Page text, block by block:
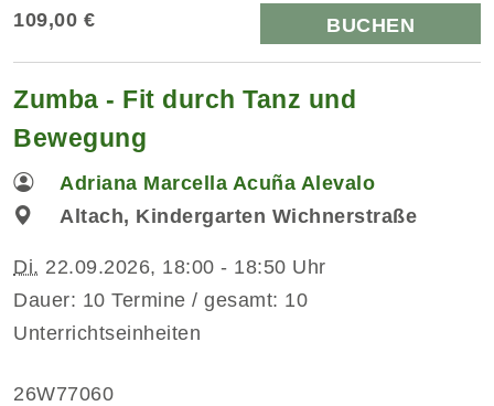
109,00 € BUCHEN
Zumba - Fit durch Tanz und
Bewegung
Adriana Marcella Acuña Alevalo
Altach, Kindergarten Wichnerstraße
Di. 22.09.2026, 18:00 - 18:50 Uhr
Dauer: 10 Termine / gesamt: 10
Unterrichtseinheiten
26W77060